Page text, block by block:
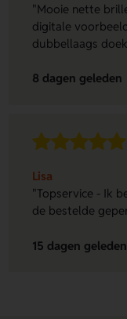
"Mooie nette
digitale
dubbellaags
8 dagen geleden
Lisa
"Topservice - Ik
de bestelde
15 dagen geleden